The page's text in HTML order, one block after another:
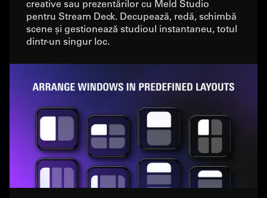
creative sau prezentărilor cu Meld Studio
pentru Stream Deck. Decupează, redă, schimbă
scene și gestionează studioul instantaneu, totul
dintr-un singur loc.